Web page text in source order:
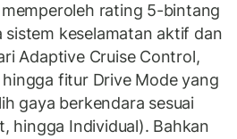
rating 5-bintang
sistem keselamatan aktif dan
Adaptive Cruise Control,
fitur Drive Mode yang
gaya berkendara sesuai
hingga Individual). Bahkan